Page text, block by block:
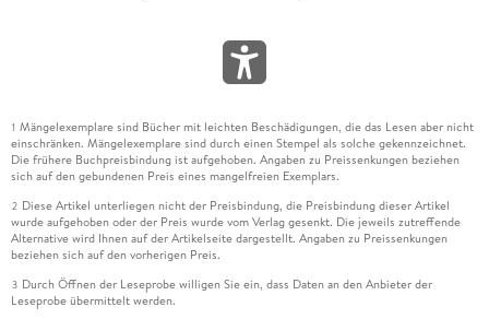
1 Mängelexemplare sind Bücher mit leichten Beschädigungen, die das Lesen aber nicht
einschränken. Mängelexemplare sind durch einen Stempel als solche gekennzeichnet.
Die frühere Buchpreisbindung ist aufgehoben. Angaben zu Preissenkungen beziehen
sich auf den gebundenen Preis eines mangelfreien Exemplars.
2 Diese Artikel unterliegen nicht der Preisbindung, die Preisbindung dieser Artikel
wurde aufgehoben oder der Preis wurde vom Verlag gesenkt. Die jeweils zutreffende
Alternative wird Ihnen auf der Artikelseite dargestellt. Angaben zu Preissenkungen
beziehen sich auf den vorherigen Preis.
3 Durch Öffnen der Leseprobe willigen Sie ein, dass Daten an den Anbieter der
Leseprobe übermittelt werden.